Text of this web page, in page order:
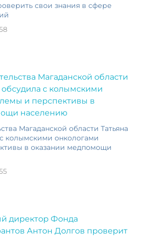
свои знания в сфере
Магаданской области Татьяна
колымскими онкологами
в оказании медпомощи